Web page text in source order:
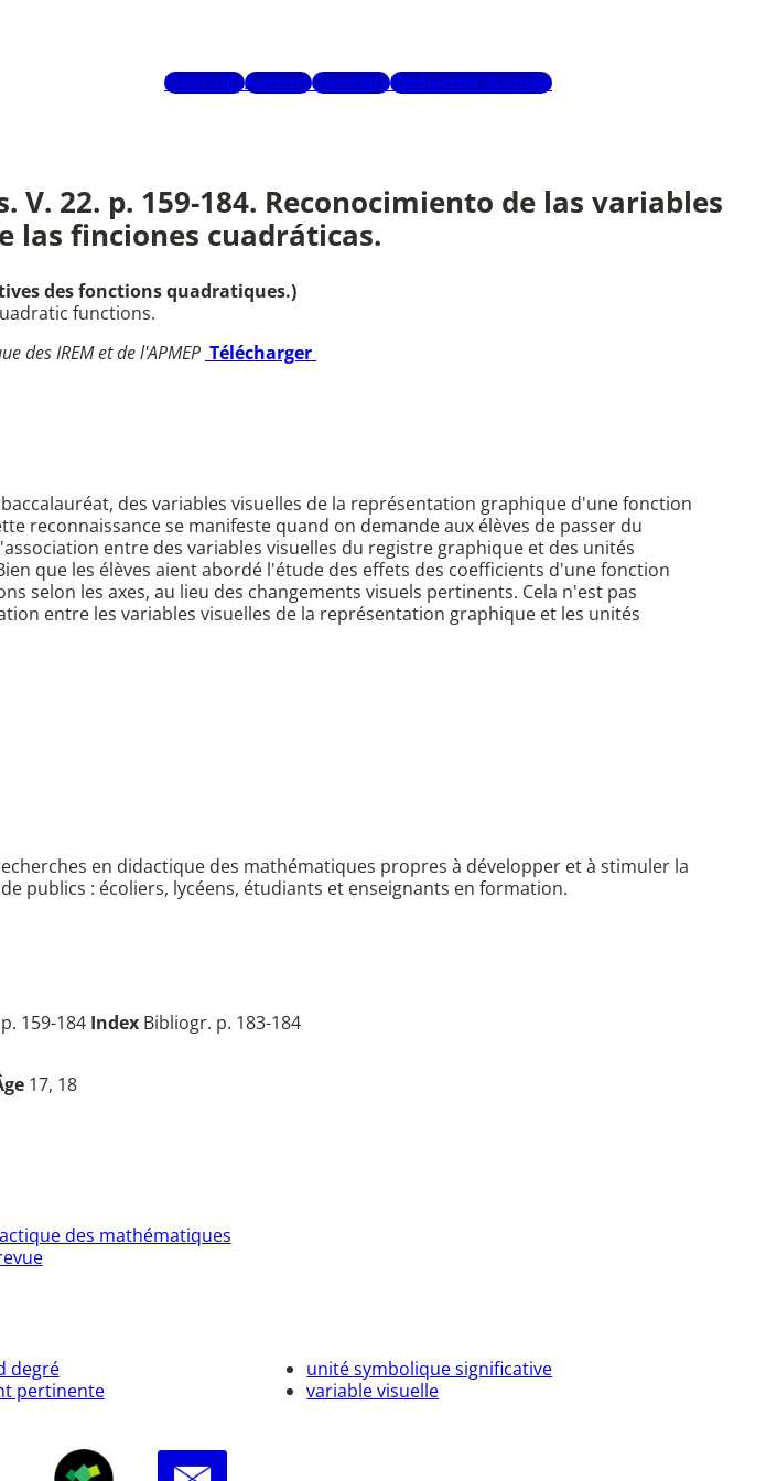
Mots-clésAuteursGlossaireRecherche avancée
22. p. 159-184. Reconocimiento de las variables
las finciones cuadráticas.
des fonctions quadratiques.)
functions.
des IREM et de l'APMEP Télécharger
des variables visuelles de la représentation graphique d'une fonction
reconnaissance se manifeste quand on demande aux élèves de passer du
entre des variables visuelles du registre graphique et des unités
que les élèves aient abordé l'étude des effets des coefficients d'une fonction
selon les axes, au lieu des changements visuels pertinents. Cela n'est pas
entre les variables visuelles de la représentation graphique et les unités
en didactique des mathématiques propres à développer et à stimuler la
publics : écoliers, lycéens, étudiants et enseignants en formation.
159-184 Index Bibliogr. p. 183-184
17, 18
des mathématiques
degré
pertinente
unité symbolique significative
variable visuelle